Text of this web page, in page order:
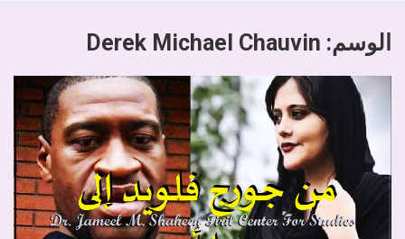
الوسم: Derek Michael Chauvin